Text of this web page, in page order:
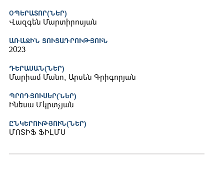
ՕՊԵՐԱՏՈՐ(ՆԵՐ)
Վազգեն Մարտիրոսյան
ԱՌԱՋԻՆ ՑՈՒՑԱԴՐՈՒԹՅՈՒՆ
2023
ԴԵՐԱՍԱՆ(ՆԵՐ)
Մարիամ Մանո, Արսեն Գրիգորյան
ՊՐՈԴՅՈՒՍԵՐ(ՆԵՐ)
Ինեսա Մկրտչյան
ԸՆԿԵՐՈՒԹՅՈՒՆ(ՆԵՐ)
ՄՈՏԻՖ ՖԻԼՄՍ